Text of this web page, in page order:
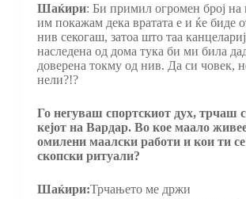
Шаќири: Би примил огромен број на
им покажам дека вратата е и ќе биде
нив секогаш, затоа што таа
наследена од дома тука би ми била
доверена токму од нив. Да си човек,
нели?!?
Го негуваш спортскиот дух, трчаш
кејот на Вардар. Во кое маало
омилени маалски работи и кои ти
скопски ритуали?
Шаќири:Трчањето ме држи